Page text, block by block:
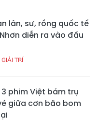
lân, sư, rồng quốc tế
diễn ra vào đầu
TRÍ
phim Việt bám trụ
giữa cơn bão bom